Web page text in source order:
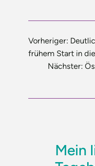
Vorheriger:
frühem Start in
Nächster:
Mein